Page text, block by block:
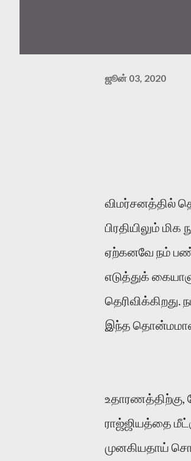
ஜூன் 03, 2020
விமர்சனத்தில்
பிரதியிலும்
ஏற்கனவே நம்
எடுத்துக்
இந்த
உதாரணத்திற்கு,
ராஜ்ஜியத்தை
முனகியதாய்